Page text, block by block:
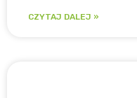
CZYTAJ DALEJ »